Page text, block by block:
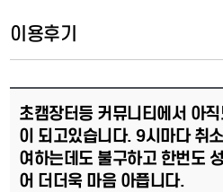
이용후기
초캠장터등 커뮤니티에서 아
이 되고있습니다. 9시마다 취
여하는데도 불구하고 한번도
어 더더욱 마음 아픕니다.